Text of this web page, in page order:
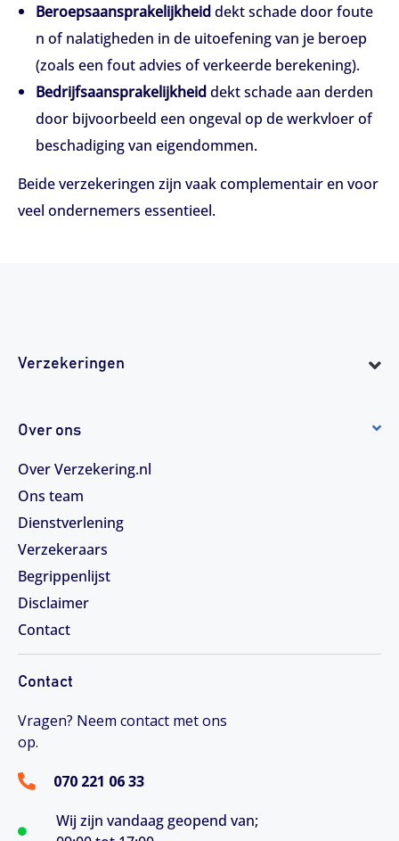
Beroepsaansprakelijkheiddekt schade door foute
n of nalatigheden in de uitoefening van je beroep
(zoals een fout advies of verkeerde berekening).
Bedrijfsaansprakelijkheiddekt schade aan derden
door bijvoorbeeld een ongeval op de werkvloer of
beschadiging van eigendommen.
Beide verzekeringen zijn vaak complementair en voor
veel ondernemers essentieel.
Verzekeringen
Over ons
Over Verzekering.nl
Ons team
Dienstverlening
Verzekeraars
Begrippenlijst
Disclaimer
Contact
Contact
Vragen? Neem contact met ons
op.
070 221 06 33
Wij zijn vandaag geopend van;